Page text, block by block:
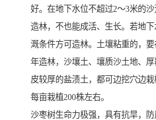
好。在地下水位不超过2～3米的
造林，不也能成活、生长。若地
溉条件方可造林。土壤粘重的，
年造林，沙壤土、壤质沙土地、
皮较厚的盐渍土，都可边挖穴边栽
每亩栽植200株左右。
沙枣树生命力极强，具有抗旱，